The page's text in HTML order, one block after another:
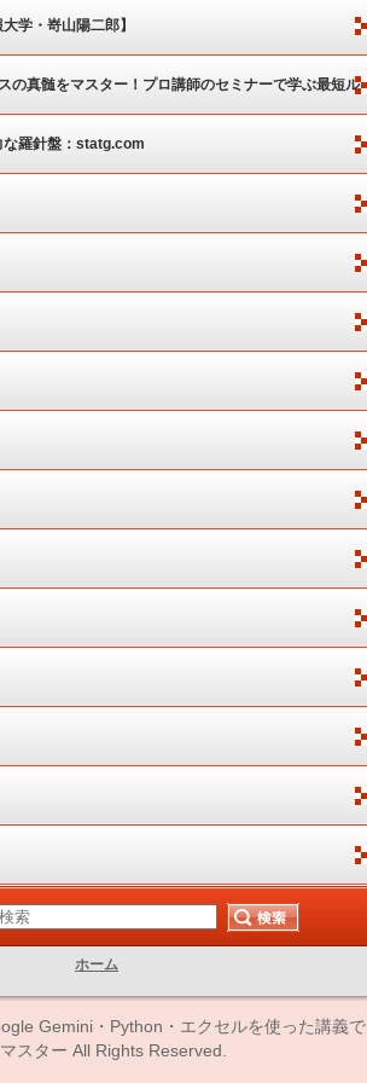
学・嵜山陽二郎】
の真髄をマスター！プロ講師のセミナーで学ぶ最短ル
な羅針盤：statg.com
ホーム
Gemini・Python・エクセルを使った講義で
スター All Rights Reserved.